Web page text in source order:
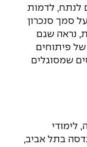
לנתח, לדמות
סמך סנכרון
נראה שגם
של פיתוחים
שמסוגלים
לימודי
בתל אביב,